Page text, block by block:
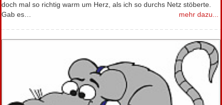
doch mal so richtig warm um Herz, als ich so durchs Netz stöberte.
Gab es…
mehr dazu...